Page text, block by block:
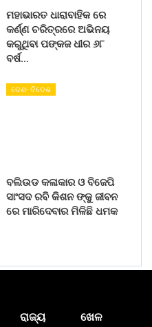
ମହାଭାରତ ଧାରାବାହିକ ରେ
କର୍ଣ୍ଣ ଚରିତ୍ରରେ ଅଭିନୟ
କରୁଥିବା ପଙ୍କଜ ଧୀର ୬୮
ବର୍ଷ…
ଦେଶ- ବିଦେଶ
ବଲିଉଡ କଳାକାର ଓ ବିଜେପି
ସାଂସଦ ରବି କିଶନ ଙ୍କୁ ଜୀବନ
ରେ ମାରିଦେବାର ମିଳିଛି ଧମକ
ରାଜ୍ୟ ଖେଳ